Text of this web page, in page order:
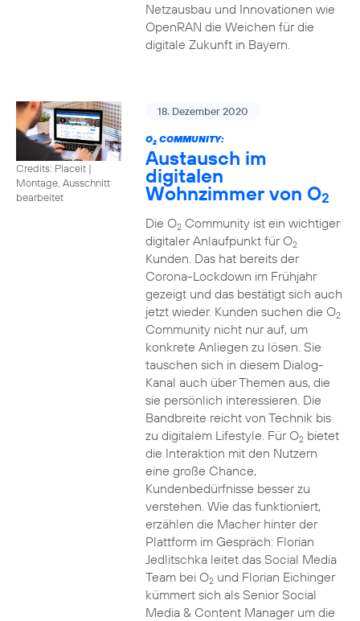
Netzausbau und Innovationen wie
OpenRAN die Weichen für die
digitale Zukunft in Bayern.
Credits: Placeit |
Montage, Ausschnitt
bearbeitet
18. Dezember 2020
O2COMMUNITY:
Austausch im
digitalen
Wohnzimmer von O2
Die O2Community ist ein wichtiger
digitaler Anlaufpunkt für O2
Kunden. Das hat bereits der
Corona-Lockdown im Frühjahr
gezeigt und das bestätigt sich auch
jetzt wieder. Kunden suchen die O2
Community nicht nur auf, um
konkrete Anliegen zu lösen. Sie
tauschen sich in diesem Dialog-
Kanal auch über Themen aus, die
sie persönlich interessieren. Die
Bandbreite reicht von Technik bis
zu digitalem Lifestyle. Für O2bietet
die Interaktion mit den Nutzern
eine große Chance,
Kundenbedürfnisse besser zu
verstehen. Wie das funktioniert,
erzählen die Macher hinter der
Plattform im Gespräch: Florian
Jedlitschka leitet das Social Media
Team bei O2und Florian Eichinger
kümmert sich als Senior Social
Media & Content Manager um die